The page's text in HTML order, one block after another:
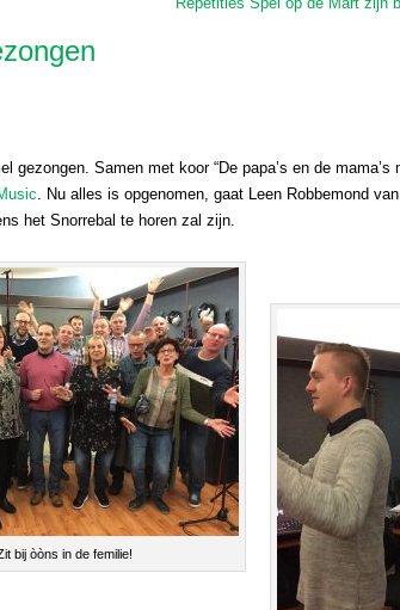
Samen met koor “De papa’s en de mama’s
. Nu alles is opgenomen, gaat Leen Robbemond
het Snorrebal te horen zal zijn.
bij òòns in de femilie!